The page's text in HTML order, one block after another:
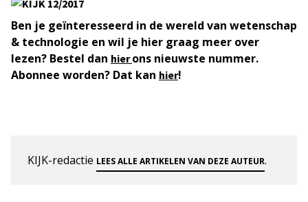
Ben je geïnteresseerd in de wereld van wetenschap
& technologie en wil je hier graag meer over
lezen? Bestel dan hierons nieuwste nummer.
Abonnee worden? Dat kan hier!
KIJK-redactie LEES ALLE ARTIKELEN VAN DEZE AUTEUR.